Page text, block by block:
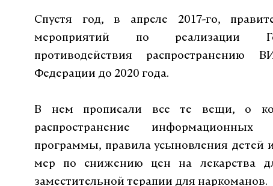
Спустя год, в апреле 2017-го,
мероприятий по реализации
противодействия распространению
Федерации до 2020 года.
В нем прописали все те вещи, о
распространение информационных
программы, правила усыновления
мер по снижению цен на лекарства
заместительной терапии для наркоманов.